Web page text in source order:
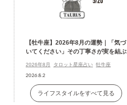
【牡牛座】2026年8月の運勢｜「気づ
いてください」その丁寧さが実を結ぶ
2026年8月 タロット星座占い 牡牛座
2026.8.2
ライフスタイルをすべて見る